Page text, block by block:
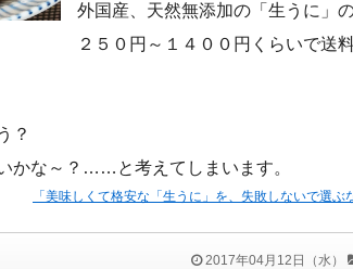
外国産、天然無添加の「生うに」
２５０円～１４００円くらいで送
？
かな～？……と考えてしまいます。
「美味しくて格安な「生うに」を、失敗しないで選
2017年04月12日（水）